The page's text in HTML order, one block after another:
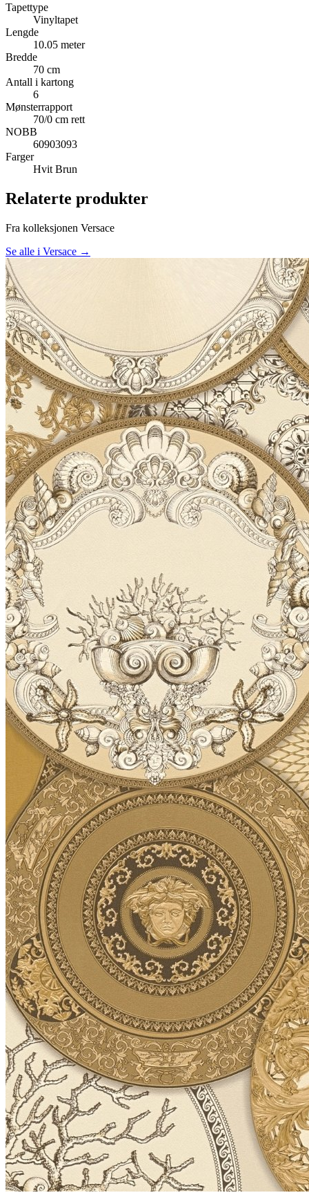
Tapettype
Vinyltapet
Lengde
10.05 meter
Bredde
70 cm
Antall i kartong
6
Mønsterrapport
70/0 cm rett
NOBB
60903093
Farger
Hvit Brun
Relaterte produkter
Fra kolleksjonen Versace
Se alle i Versace →